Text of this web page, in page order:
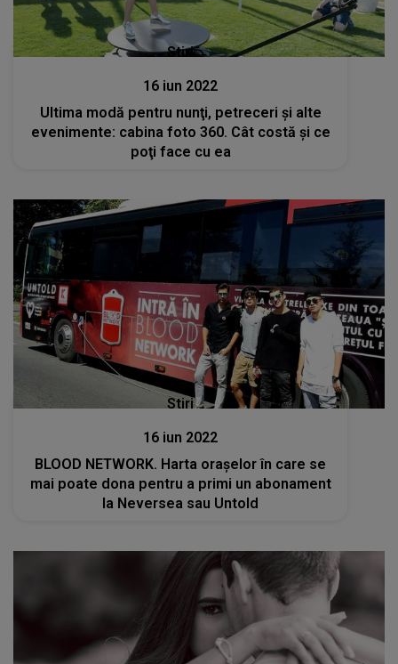
Stiri
16 iun 2022
Ultima modă pentru nunţi, petreceri şi alte
evenimente: cabina foto 360. Cât costă şi ce
poţi face cu ea
Stiri
16 iun 2022
BLOOD NETWORK. Harta orașelor în care se
mai poate dona pentru a primi un abonament
la Neversea sau Untold